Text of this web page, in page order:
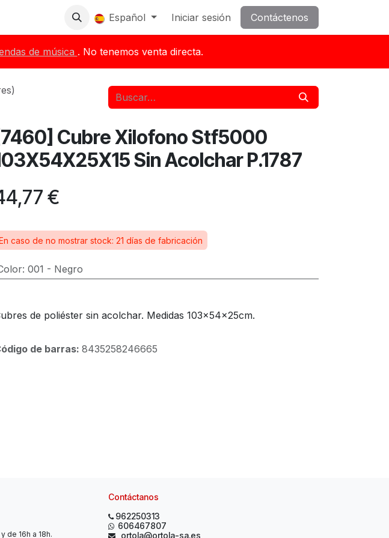
Español Iniciar sesión Contáctenos
de música . No tenemos venta directa.
Cubre Xilofono Stf5000
Sin Acolchar P.1787
€
caso de no mostrar stock: 21 días de fabricación
: 001 - Negro
de poliéster sin acolchar. Medidas 103x54x25cm.
de barras: 8435258246665
de 16h a 18h.
Contáctanos
962250313
606467807
ortola@ortola-sa.es